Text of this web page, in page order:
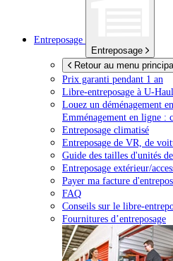
Entreposage
Entreposage
Retour au menu
Prix garanti pendant 1 an
Libre-entreposage à U-Haul
Louez un déménagement
Emménagement en ligne :
Entreposage climatisé
Entreposage de VR, de
Guide des tailles d'unités
Entreposage extérieur/
Payer ma facture
FAQ
Conseils sur le libre-
Fournitures d’entreposage